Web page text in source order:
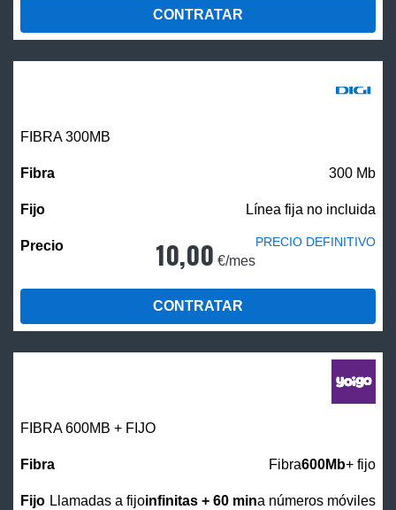
CONTRATAR
FIBRA 300MB
300 Mb
Línea fija no incluida
10,00 €/mes
PRECIO DEFINITIVO
CONTRATAR
FIBRA 600MB + FIJO
Fibra600Mb+ fijo
Llamadas a fijoinfinitas + 60 mina números móviles